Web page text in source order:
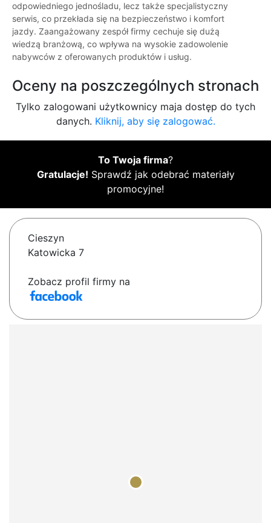
odpowiedniego jednośladu, lecz także specjalistyczny
serwis, co przekłada się na bezpieczeństwo i komfort
jazdy. Zaangażowany zespół firmy cechuje się dużą
wiedzą branżową, co wpływa na wysokie zadowolenie
nabywców z oferowanych produktów i usług.
Oceny na poszczególnych stronach
Tylko zalogowani użytkownicy maja dostęp do tych
danych. Kliknij, aby się zalogować.
To Twoja firma?
Gratulacje! Sprawdź jak odebrać materiały
promocyjne!
Cieszyn
Katowicka 7
Zobacz profil firmy na